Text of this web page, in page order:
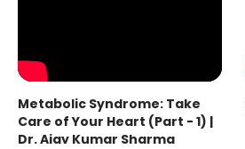
Metabolic Syndrome: Take
Care of Your Heart (Part - 1) |
Dr. Ajay Kumar Sharma